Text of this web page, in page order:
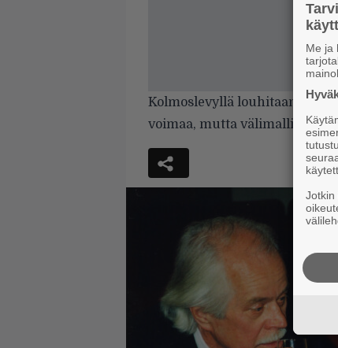
Kolmoslevyllä louhitaan ja
voimaa, mutta välimallin
Me ja
Jotkin